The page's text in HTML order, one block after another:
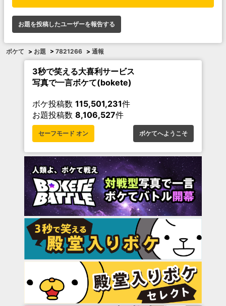
お題を投稿したユーザーを報告する
ボケて > お題 > 7821266 > 通報
3秒で笑える大喜利サービス
写真で一言ボケて(bokete)
ボケ投稿数 115,501,231件
お題投稿数 8,106,527件
セーフモード オン ボケてへようこそ